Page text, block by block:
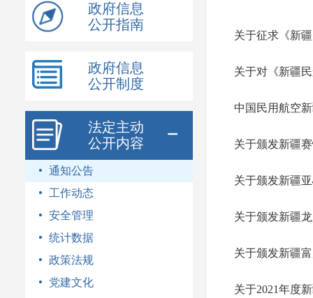
政府信息
公开指南
政府信息
公开制度
法定主动
公开内容
通知公告
工作动态
安全管理
统计数据
政策法规
党建文化
关于征求《新
关于对《新疆
中国民用航空
关于颁发新疆
关于颁发新疆
关于颁发新疆
关于颁发新疆
关于2021年度